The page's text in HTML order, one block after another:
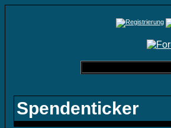
Spendenticker